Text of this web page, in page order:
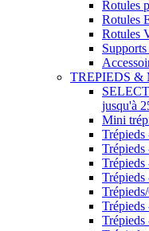
Rotules
Rotules
Rotules
TREPIEDS &
jusqu'à
Mini